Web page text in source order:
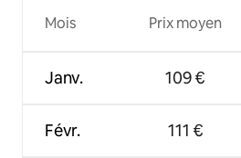
Mois
Janv.
Févr.
Prix moyen
109 €
111 €